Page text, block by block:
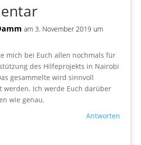
am 3. November 2019 um
mich bei Euch allen nochmals für
des Hilfeprojekts in Nairobi
gesammelte wird sinnvoll
werden. Ich werde Euch darüber
wie genau.
Antworten